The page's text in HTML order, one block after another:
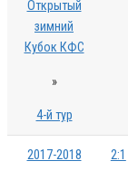
Открытый
зимний
Кубок КФС
»
4-й тур
2017-2018 2:1